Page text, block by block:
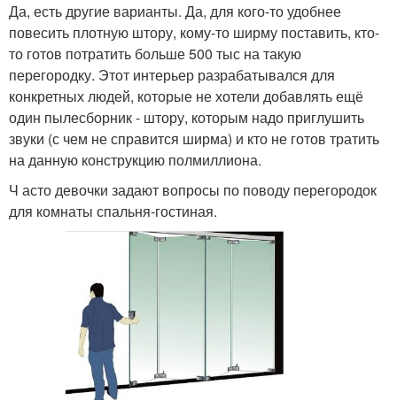
Да, есть другие варианты. Да, для кого-то удобнее
повесить плотную штору, кому-то ширму поставить, кто-
то готов потратить больше 500 тыс на такую
перегородку. Этот интерьер разрабатывался для
конкретных людей, которые не хотели добавлять ещё
один пылесборник - штору, которым надо приглушить
звуки (с чем не справится ширма) и кто не готов тратить
на данную конструкцию полмиллиона.
Ч асто девочки задают вопросы по поводу перегородок
для комнаты спальня-гостиная.